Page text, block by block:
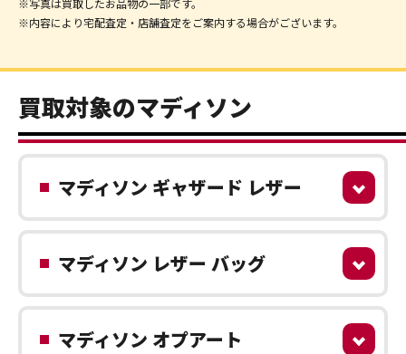
※写真は買取したお品物の一部です。
※内容により宅配査定・店舗査定をご案内する場合がございます。
買取対象のマディソン
マディソン ギャザード レザー
マディソン レザー バッグ
マディソン オプアート